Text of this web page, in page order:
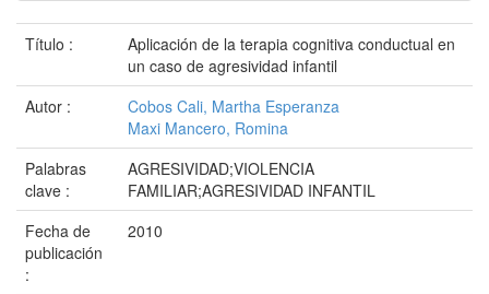
Título :
Aplicación de la terapia cognitiva conductual en
un caso de agresividad infantil
Autor :
Cobos Cali, Martha Esperanza
Maxi Mancero, Romina
Palabras
clave :
AGRESIVIDAD;VIOLENCIA
FAMILIAR;AGRESIVIDAD INFANTIL
Fecha de
publicación
:
2010